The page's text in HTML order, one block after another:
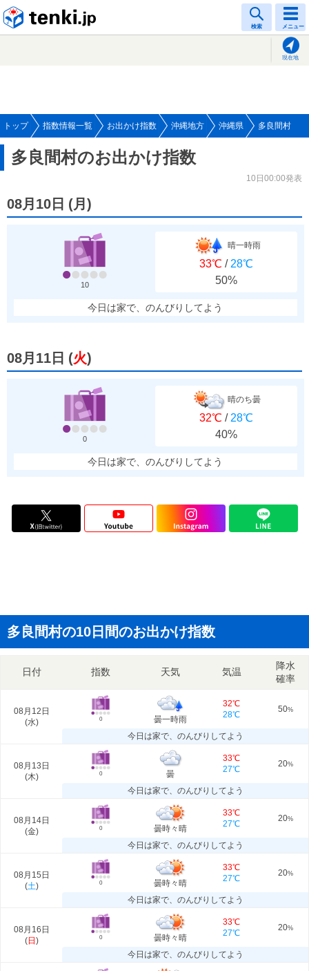
検索 メニュー
現在地
トップ 指数情報一覧 お出かけ指数 沖縄地方 沖縄県 多良間村
多良間村のお出かけ指数
10日00:00発表
08月10日 (月 )
10
晴一時雨
33℃ / 28℃
50%
今日は家で、のんびりしてよう
08月11日 (火)
0
晴のち曇
32℃ / 28℃
40%
今日は家で、のんびりしてよう
多良間村の10日間のお出かけ指数
日付 指数 天気 気温
降水
確率
08月12日
(水) 0 曇一時雨
32℃
28℃
50%
今日は家で、のんびりしてよう
08月13日
(木) 0 曇
33℃
27℃
20%
今日は家で、のんびりしてよう
08月14日
(金) 0 曇時々晴
33℃
27℃
20%
今日は家で、のんびりしてよう
08月15日
(土) 0 曇時々晴
33℃
27℃
20%
今日は家で、のんびりしてよう
08月16日
(日 ) 0 曇時々晴
33℃
27℃
20%
今日は家で、のんびりしてよう